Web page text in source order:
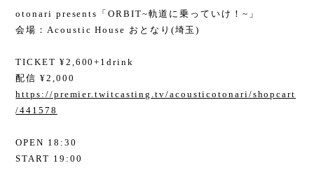
otonari presents「ORBIT~軌道に乗っていけ！~」
会場：Acoustic House おとなり(埼玉)
TICKET ¥2,600+1drink
配信 ¥2,000
https://premier.twitcasting.tv/acousticotonari/shopcart
/441578
OPEN 18:30
START 19:00